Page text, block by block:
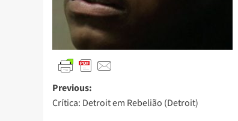
Previous:
Crítica: Detroit em Rebelião (Detroit)